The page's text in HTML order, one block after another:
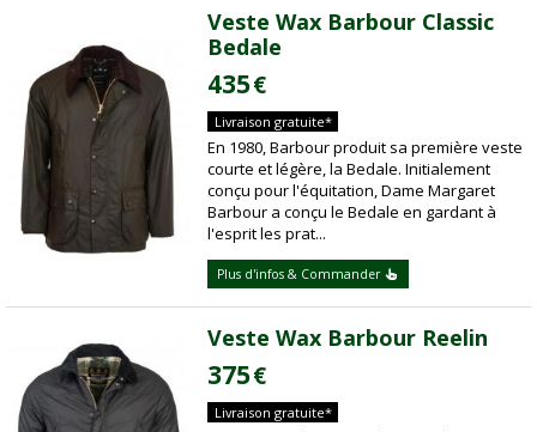
Veste Wax Barbour Classic
Bedale
435€
Livraison gratuite*
En 1980, Barbour produit sa première veste
courte et légère, la Bedale. Initialement
conçu pour l'équitation, Dame Margaret
Barbour a conçu le Bedale en gardant à
l'esprit les prat...
Plus d'infos & Commander
Veste Wax Barbour Reelin
375€
Livraison gratuite*